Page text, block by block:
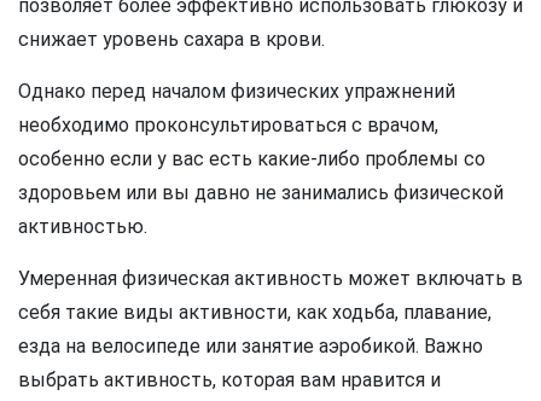
позволяет более эффективно использовать глюкозу и
снижает уровень сахара в крови.
Однако перед началом физических упражнений
необходимо проконсультироваться с врачом,
особенно если у вас есть какие-либо проблемы со
здоровьем или вы давно не занимались физической
активностью.
Умеренная физическая активность может включать в
себя такие виды активности, как ходьба, плавание,
езда на велосипеде или занятие аэробикой. Важно
выбрать активность, которая вам нравится и